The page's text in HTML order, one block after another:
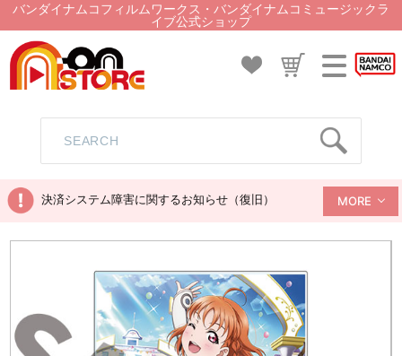
バンダイナムコフィルムワークス・バンダイナムコミュージックラ
イブ公式ショップ
決済システム障害に関するお知らせ（復旧） MORE